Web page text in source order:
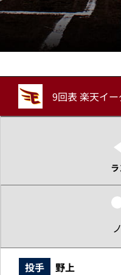
9回表 楽天イ
投手
野上